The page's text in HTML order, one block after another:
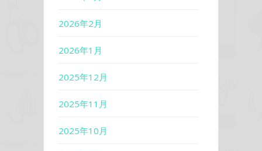
2026年2月
2026年1月
2025年12月
2025年11月
2025年10月